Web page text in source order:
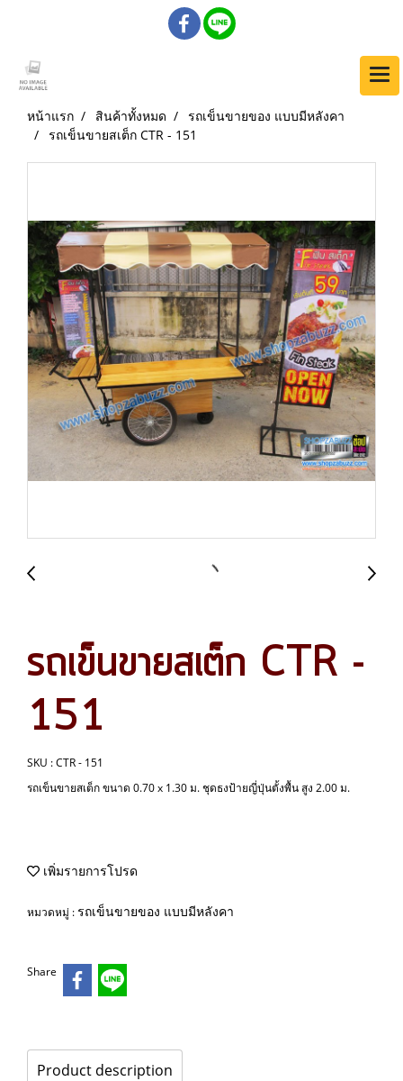
หน้าแรก สินค้าทั้งหมด
รถเข็นขายของ แบบมีหลังคา
รถเข็นขายสเต็ก CTR - 151
รถเข็นขายสเต็ก CTR -
151
SKU : CTR - 151
รถเข็นขายสเต็ก ขนาด 0.70 x 1.30 ม. ชุดธงป้ายญี่ปุ่นตั้งพื้น สูง 2.00 ม.
เพิ่มรายการโปรด
หมวดหมู่ :รถเข็นขายของ แบบมีหลังคา
Share
Product description